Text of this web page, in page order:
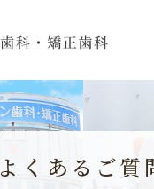
よくあるご質